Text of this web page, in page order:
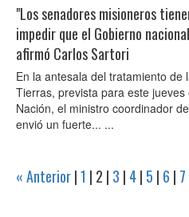
"Los senadores misioneros
impedir que el Gobierno
afirmó Carlos Sartori
En la antesala del tratamiento de
Tierras, prevista para este
Nación, el ministro coordinador
envió un fuerte... ...
« Anterior|1 | 2 | 3 | 4| 5 | 6 | 7